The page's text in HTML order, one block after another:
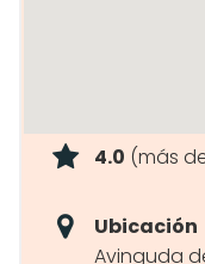
4.0 (más
Ubicación
Avinguda